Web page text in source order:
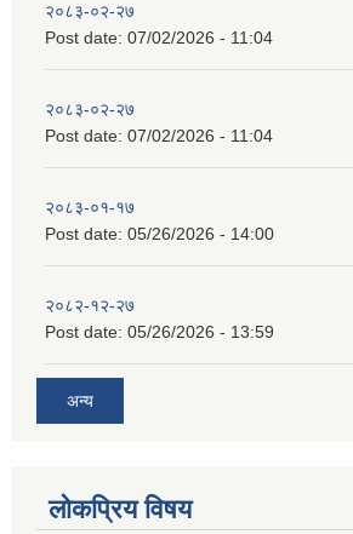
२०८३-०२-२७
Post date: 07/02/2026 - 11:04
२०८३-०२-२७
Post date: 07/02/2026 - 11:04
२०८३-०१-१७
Post date: 05/26/2026 - 14:00
२०८२-१२-२७
Post date: 05/26/2026 - 13:59
अन्य
लोकप्रिय विषय